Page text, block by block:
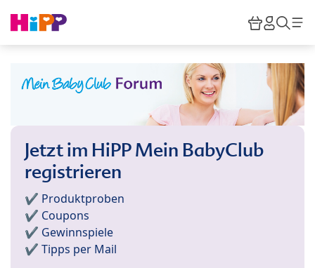
HiPP
Jetzt im HiPP Mein BabyClub
registrieren
✔️ Produktproben
✔️ Coupons
✔️ Gewinnspiele
✔️ Tipps per Mail